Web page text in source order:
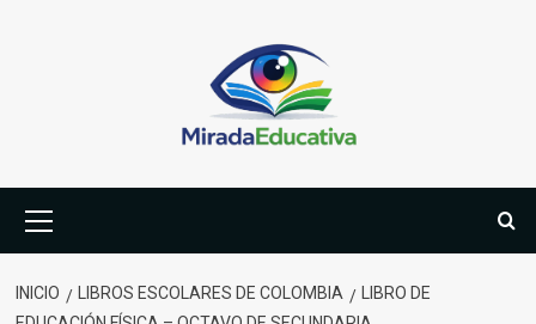
primario
INICIO LIBROS ESCOLARES DE COLOMBIA
LIBRO DE